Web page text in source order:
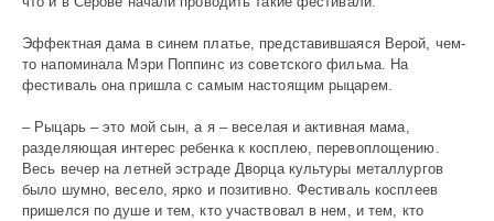
Эффектная дама в синем платье, представившаяся Верой, чем-
то напоминала Мэри Поппинс из советского фильма. На
фестиваль она пришла с самым настоящим рыцарем.
– Рыцарь – это мой сын, а я – веселая и активная мама,
разделяющая интерес ребенка к косплею, перевоплощению.
Весь вечер на летней эстраде Дворца культуры металлургов
было шумно, весело, ярко и позитивно. Фестиваль косплеев
пришелся по душе и тем, кто участвовал в нем, и тем, кто